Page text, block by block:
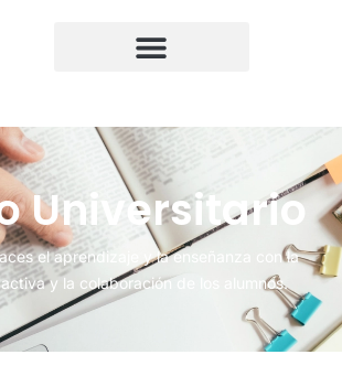
Universitario
el aprendizaje y la enseñanza con la
y la colaboración de los alumnos.